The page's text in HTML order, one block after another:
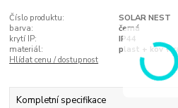
Číslo produktu:
SOLAR NEST
barva:
černá
krytí IP:
IP44
materiál:
plast + kov +
Hlídat cenu / dostupnost
Kompletní specifikace